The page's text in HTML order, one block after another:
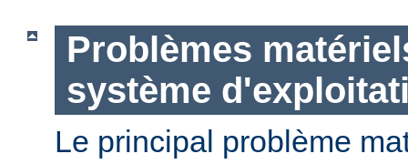
Problèmes
système
Le principal problème